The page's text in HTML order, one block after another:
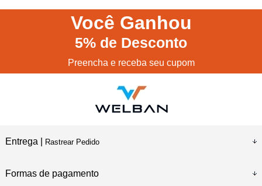
Você Ganhou
5% de Desconto
Preencha e receba seu cupom
Entrega | Rastrear Pedido
Formas de pagamento